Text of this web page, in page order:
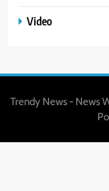
Video
Trendy News - News